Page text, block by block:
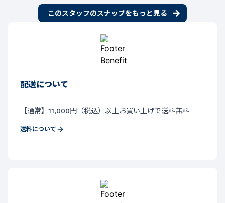
このスタッフのスナップをもっと見る
配送について
【通常】11,000円（税込）以上お買い上げで送料無料
送料について